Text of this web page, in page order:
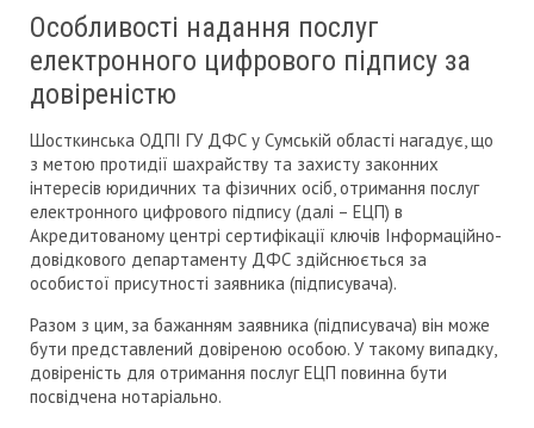
Особливості надання послуг
електронного цифрового підпису за
довіреністю
Шосткинська ОДПІ ГУ ДФС у Сумській області нагадує, що
з метою протидії шахрайству та захисту законних
інтересів юридичних та фізичних осіб, отримання послуг
електронного цифрового підпису (далі – ЕЦП) в
Акредитованому центрі сертифікації ключів Інформаційно-
довідкового департаменту ДФС здійснюється за
особистої присутності заявника (підписувача).
Разом з цим, за бажанням заявника (підписувача) він може
бути представлений довіреною особою. У такому випадку,
довіреність для отримання послуг ЕЦП повинна бути
посвідчена нотаріально.